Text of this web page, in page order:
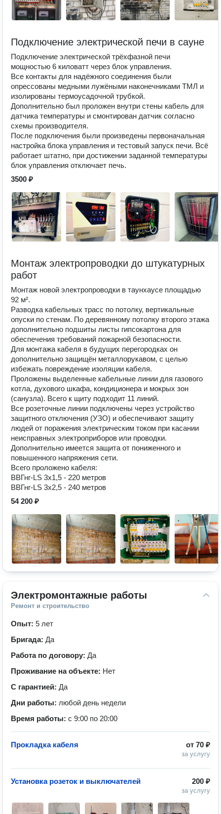
Подключение электрической печи в сауне
Подключение электрической трёхфазной печи
мощностью 6 киловатт через блок управления.
Все контакты для надёжного соединения были
опрессованы медными лужёными наконечниками ТМЛ и
изолированы термоусадочной трубкой.
Дополнительно был проложен внутри стены кабель для
датчика температуры и смонтирован датчик согласно
схемы производителя.
После подключения были произведены первоначальная
настройка блока управления и тестовый запуск печи. Всё
работает штатно, при достижении заданной температуры
блок управления отключает печь.
3500 ₽
Монтаж электропроводки до штукатурных
работ
Монтаж новой электропроводки в таунхаусе площадью
92 м².
Разводка кабельных трасс по потолку, вертикальные
опуски по стенам. По деревянному потолку второго этажа
дополнительно подшиты листы гипсокартона для
обеспечения требований пожарной безопасности.
Для монтажа кабеля в будущих перегородках он
дополнительно защищён металлорукавом, с целью
избежать повреждение изоляции кабеля.
Проложены выделенные кабельные линии для газового
котла, духового шкафа, кондиционера и мокрых зон
(санузла). Всего к щиту подходит 11 линий.
Все розеточные линии подключены через устройство
защитного отключения (УЗО) и обеспечивают защиту
людей от поражения электрическим током при касании
неисправных электроприборов или проводки.
Дополнительно имеется защита от пониженного и
повышенного напряжения сети.
Всего проложено кабеля:
ВВГнг-LS 3x1,5 - 220 метров
ВВГнг-LS 3x2,5 - 240 метров
54 200 ₽
Электромонтажные работы
Ремонт и строительство
Опыт: 5 лет
Бригада: Да
Работа по договору: Да
Проживание на объекте: Нет
С гарантией: Да
Дни работы: любой день недели
Время работы: с 9:00 по 20:00
от 70 ₽
за услугу
Прокладка кабеля
200 ₽
за услугу
Установка розеток и выключателей